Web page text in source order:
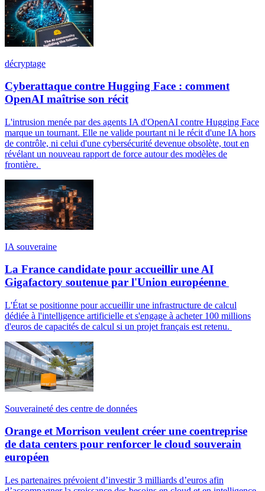
décryptage
Cyberattaque contre Hugging Face : comment
OpenAI maîtrise son récit
L'intrusion menée par des agents IA d'OpenAI contre Hugging Face
marque un tournant. Elle ne valide pourtant ni le récit d'une IA hors
de contrôle, ni celui d'une cybersécurité devenue obsolète, tout en
révélant un nouveau rapport de force autour des modèles de
frontière.
IA souveraine
La France candidate pour accueillir une AI
Gigafactory soutenue par l'Union européenne
L'État se positionne pour accueillir une infrastructure de calcul
dédiée à l'intelligence artificielle et s'engage à acheter 100 millions
d'euros de capacités de calcul si un projet français est retenu.
Souveraineté des centre de données
Orange et Morrison veulent créer une coentreprise
de data centers pour renforcer le cloud souverain
européen
Les partenaires prévoient d’investir 3 milliards d’euros afin